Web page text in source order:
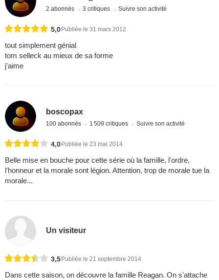
2 abonnés 3 critiques Suivre son activité
5,0Publiée le 31 mars 2012
tout simplement génial
tom selleck au mieux de sa forme
j'aime
boscopax
100 abonnés 1 509 critiques Suivre son activité
4,0 Publiée le 23 mai 2014
Belle mise en bouche pour cette série où la famille, l'ordre,
l'honneur et la morale sont légion. Attention, trop de morale tue la
morale...
Un visiteur
3,5 Publiée le 21 septembre 2014
Dans cette saison, on découvre la famille Reagan. On s'attache